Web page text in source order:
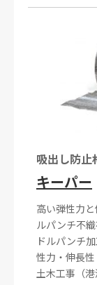
吸出し防止
キーパー
高い弾性力
ルパンチ不
ドルパンチ
性力・伸長
土木工事（